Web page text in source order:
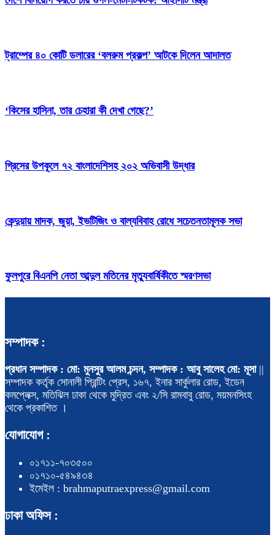
ট্রাম্পের ৪০ কোটি ডলারের ‘বলরুম প্রকল্প’ আটকে দিলেন আদালত
‘কিসের হাসিনা, তার চেহারা কী দেখা গেছে?’
গ্রিসের উপকূলে ৭২ বাংলাদেশিসহ ২০২ অভিবাসী উদ্ধার
কেন্দুয়ায় মাদক, জুয়া, ইভটিজিং ও বাল্যবিবাহ রোধে সচেতনতামূলক সভা
ফুলপুরে বিএনপি নেতা আব্দুল মতিনের মৃত্যুবার্ষিকীতে স্মরণসভা
সম্পাদক :
প্রধান সম্পাদক : মো: মুনসুর আলম চন্দন, সম্পাদক : আবু সালেহ মো: মূসা||
সম্পাদক কর্তৃক সোনালী প্রিন্টিং প্রেস, ১৬৭, ইনার সার্কুলার রোড, ইডেন
কমপ্লেক্স, মতিঝিল ঢাকা থেকে মুদ্রিত এবং ২/সি রামবাবু রোড, ময়মনসিংহ
থেকে প্রকাশিত ।
যোগাযোগ :
০১৭১১-৭০৩৫০০
০১৭১০-৫৪৯৪৩৪
ইমেইল : brahmaputraexpress@gmail.com
ঢাকা অফিস :